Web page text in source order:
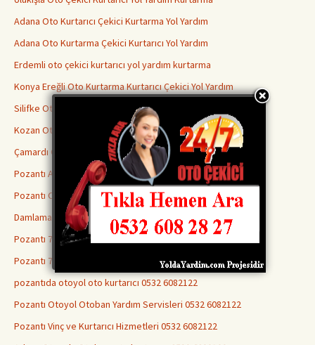
Adana Oto Kurtarıcı Çekici Kurtarma Yol Yardım
Adana Oto Kurtarma Çekici Kurtarıcı Yol Yardım
Erdemli oto çekici kurtarıcı yol yardım kurtarma
Konya Ereğli Oto Kurtarma Kurtarıcı Çekici Yol Yardım
Silifke Oto Kurtarıcı Çekici Kurtarma Yol Yardım
Kozan Oto Çekici Kurtarıcı Kurtarma Yol Yardım
Çamardı Oto Kurtarma Çekici Kurtarıcı Yol Yardım
Pozantı Araç Çekici 0532 6082122 Kurtarıcı Yol Yardım
Pozantı Oto Kurtarma 0532 6082122
Damlama Oto Kurtarıcı 0532 6082122
Pozantı 7/24 Acil Yol Yardımı 0532 6082122
Pozantı 7 24 Yol Yardım 0532 6082122
pozantıda otoyol oto kurtarıcı 0532 6082122
Pozantı Otoyol Otoban Yardım Servisleri 0532 6082122
Pozantı Vinç ve Kurtarıcı Hizmetleri 0532 6082122